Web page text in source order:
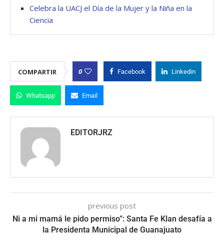
Celebra la UACJ el Día de la Mujer y la Niña en la
Ciencia
COMPARTIR 0 Facebook Linkedin
Whatsapp Email
EDITORJRZ
previous post
Ni a mi mamá le pido permiso”: Santa Fe Klan desafía a
la Presidenta Municipal de Guanajuato